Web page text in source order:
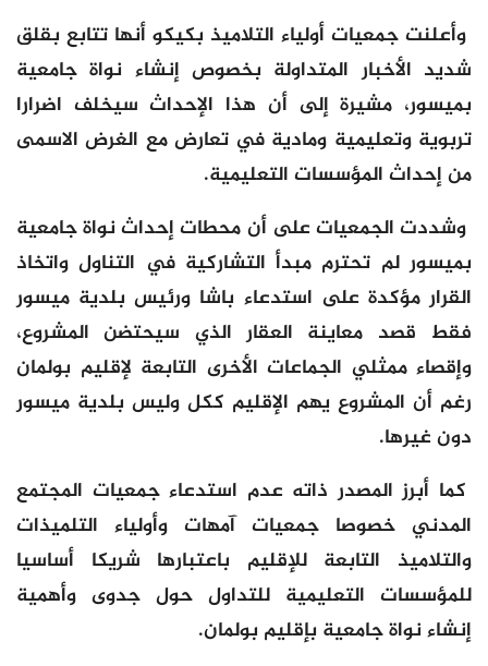
وأعلنت جمعيات أولياء التلاميذ بكيكو أنها تتابع بقلق
شديد الأخبار المتداولة بخصوص إنشاء نواة جامعية
بميسور، مشيرة إلى أن هذا الإحداث سيخلف اضرارا
تربوية وتعليمية ومادية في تعارض مع الغرض الاسمى
من إحداث المؤسسات التعليمية.
وشددت الجمعيات على أن محطات إحداث نواة جامعية
بميسور لم تحترم مبدأ التشاركية في التناول واتخاذ
القرار مؤكدة على استدعاء باشا ورئيس بلدية ميسور
فقط قصد معاينة العقار الذي سيحتضن المشروع،
وإقصاء ممثلي الجماعات الأخرى التابعة لإقليم بولمان
رغم أن المشروع يهم الإقليم ككل وليس بلدية ميسور
دون غيرها.
كما أبرز المصدر ذاته عدم استدعاء جمعيات المجتمع
المدني خصوصا جمعيات آمهات وأولياء التلميذات
والتلاميذ التابعة للإقليم باعتبارها شريكا أساسيا
للمؤسسات التعليمية للتداول حول جدوى وأهمية
إنشاء نواة جامعية بإقليم بولمان.